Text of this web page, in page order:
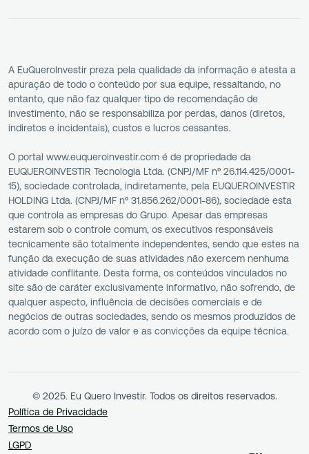
A EuQueroInvestir preza pela qualidade da informação e atesta a
apuração de todo o conteúdo por sua equipe, ressaltando, no
entanto, que não faz qualquer tipo de recomendação de
investimento, não se responsabiliza por perdas, danos (diretos,
indiretos e incidentais), custos e lucros cessantes.
O portal www.euqueroinvestir.com é de propriedade da
EUQUEROINVESTIR Tecnologia Ltda. (CNPJ/MF nº 26.114.425/0001-
15), sociedade controlada, indiretamente, pela EUQUEROINVESTIR
HOLDING Ltda. (CNPJ/MF nº 31.856.262/0001-86), sociedade esta
que controla as empresas do Grupo. Apesar das empresas
estarem sob o controle comum, os executivos responsáveis
tecnicamente são totalmente independentes, sendo que estes na
função da execução de suas atividades não exercem nenhuma
atividade conflitante. Desta forma, os conteúdos vinculados no
site são de caráter exclusivamente informativo, não sofrendo, de
qualquer aspecto, influência de decisões comerciais e de
negócios de outras sociedades, sendo os mesmos produzidos de
acordo com o juízo de valor e as convicções da equipe técnica.
© 2025. Eu Quero Investir. Todos os direitos reservados.
Política de Privacidade
Termos de Uso
LGPD